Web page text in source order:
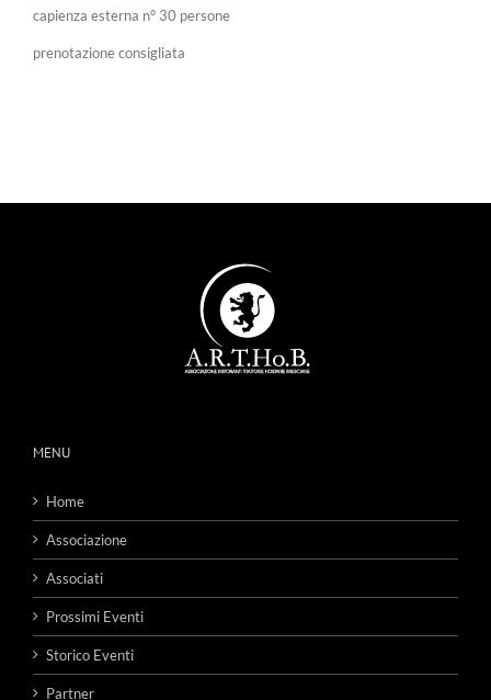
capienza esterna n° 30 persone
prenotazione consigliata
MENU
Home
Associazione
Associati
Prossimi Eventi
Storico Eventi
Partner